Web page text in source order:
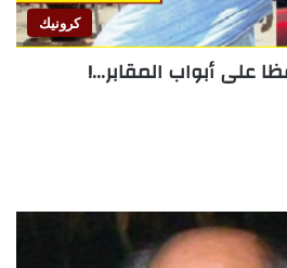
كرونيك
على أبواب المقابر…!